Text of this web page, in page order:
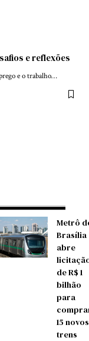
e reflexões
e o trabalho…
Metrô
Brasília
abre
de R$ 1
bilhão
para
15 novos
trens